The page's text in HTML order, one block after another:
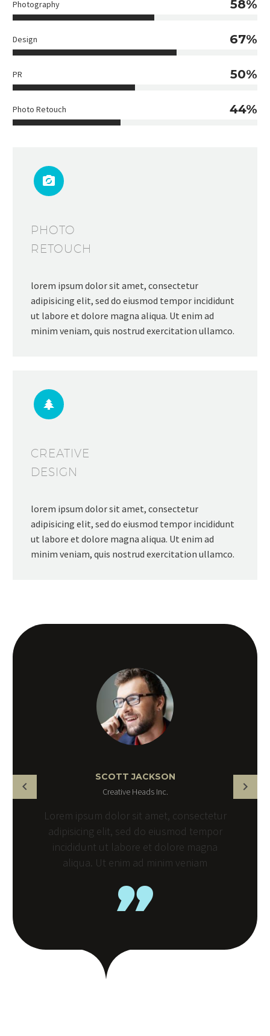
Photography 58%
Design 67%
PR 50%
Photo Retouch 44%


PHOTO
RETOUCH
lorem ipsum dolor sit amet, consectetur
adipisicing elit, sed do eiusmod tempor incididunt
ut labore et dolore magna aliqua. Ut enim ad
minim veniam, quis nostrud exercitation ullamco.


CREATIVE
DESIGN
lorem ipsum dolor sit amet, consectetur
adipisicing elit, sed do eiusmod tempor incididunt
ut labore et dolore magna aliqua. Ut enim ad
minim veniam, quis nostrud exercitation ullamco.
SCOTT JACKSON
Creative Heads Inc.
Lorem ipsum dolor sit amet, consectetur
adipisicing elit, sed do eiusmod tempor
incididunt ut labore et dolore magna
aliqua. Ut enim ad minim veniam